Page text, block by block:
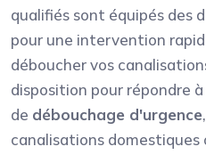
qualifiés sont équipés des
pour une intervention
déboucher vos
disposition pour répondre
de débouchage d'urgence
canalisations domestiques